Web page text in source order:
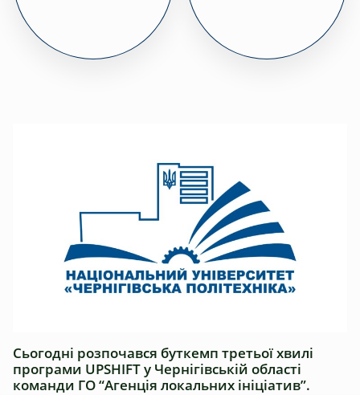
Сьогодні розпочався буткемп третьої хвилі
програми UPSHIFT у Чернігівській області
команди ГО “Агенція локальних ініціатив”.